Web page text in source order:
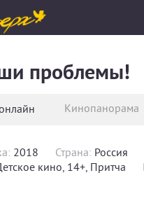
проблемы!
Кинопанорама
2018 Страна: Россия
кино, 14+, Притча